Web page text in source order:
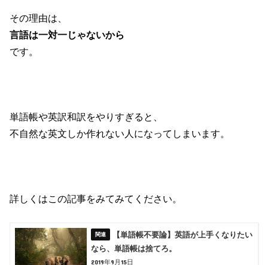
その理由は、
言語は一対一じゃないから
です。
単語帳や英訳和訳をやりすぎると、
不自然な英文しか作れない人になってしまいます。
詳しくはこの記事をみてみてください。
【単語帳不要論】英語が上手くなりたい
なら、単語帳は捨てろ。
2019年9月15日